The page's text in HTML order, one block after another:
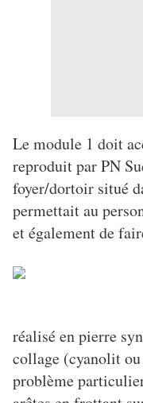
Le module 1 doit
reproduit par PN
foyer/dortoir situé
permettait au
et également de
réalisé en pierre
collage (cyanolit ou
problème